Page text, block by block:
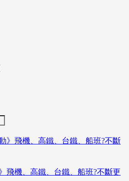
飛機、高鐵、台鐵、船班?不斷更